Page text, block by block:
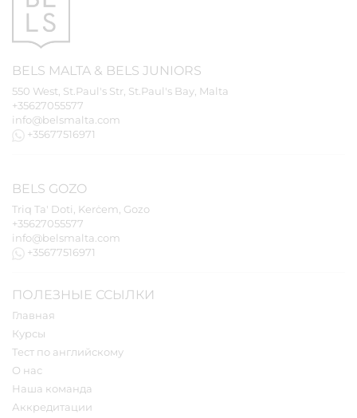
BELS MALTA & BELS JUNIORS
550 West, St.Paul's Str, St.Paul's Bay, Malta
+35627055577
info@belsmalta.com
+35677516971
BELS GOZO
Triq Ta' Doti, Kerċem, Gozo
+35627055577
info@belsmalta.com
+35677516971
ПОЛЕЗНЫЕ ССЫЛКИ
Главная
Курсы
Тест по английскому
О нас
Наша команда
Аккредитации